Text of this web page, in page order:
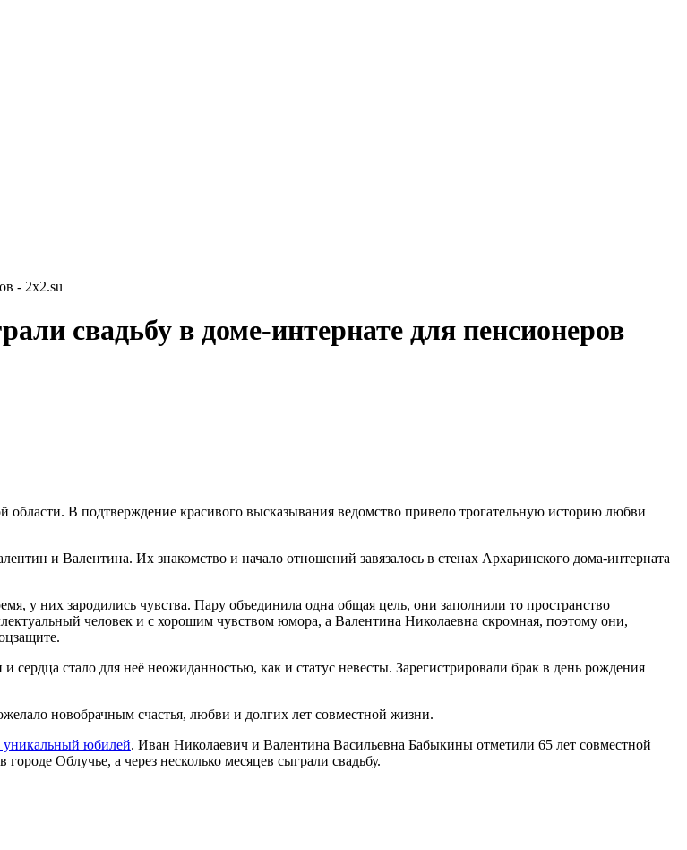
- 2x2.su
свадьбу в доме-интернате для пенсионеров
В подтверждение красивого высказывания ведомство привело трогательную историю любви
и Валентина. Их знакомство и начало отношений завязалось в стенах Архаринского дома-интерната
у них зародились чувства. Пару объединила одна общая цель, они заполнили то пространство
человек и с хорошим чувством юмора, а Валентина Николаевна скромная, поэтому они,
стало для неё неожиданностью, как и статус невесты. Зарегистрировали брак в день рождения
новобрачным счастья, любви и долгих лет совместной жизни.
уникальный юбилей. Иван Николаевич и Валентина Васильевна Бабыкины отметили 65 лет совместной
Облучье, а через несколько месяцев сыграли свадьбу.